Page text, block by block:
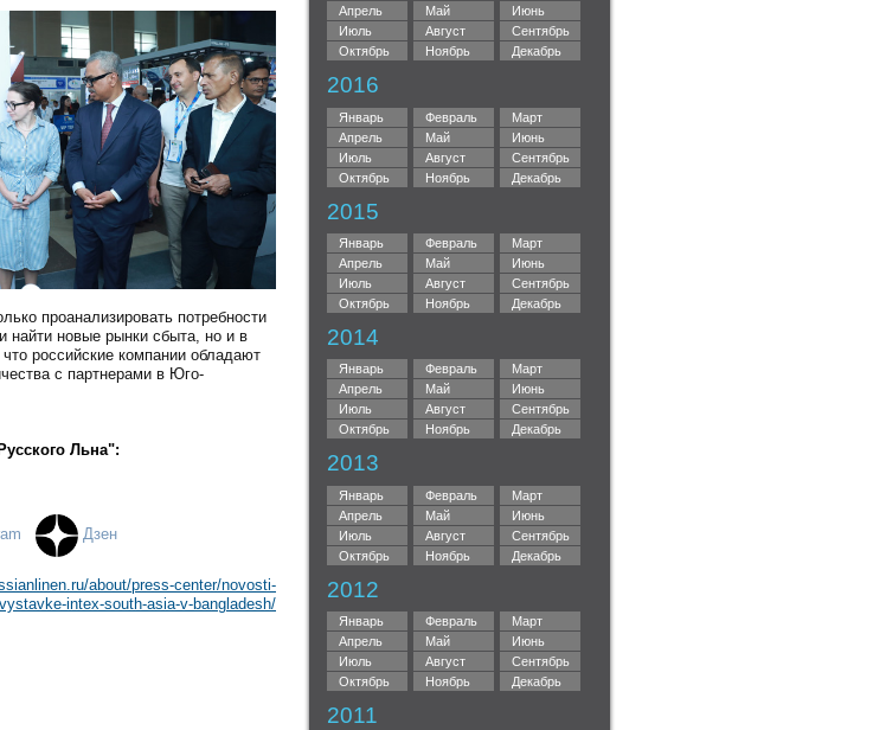
Апрель
Май
Июнь
Июль
Август
Сентябрь
Октябрь
Ноябрь Декабрь
2016
Январь Февраль
Март
Апрель
Май
Июнь
Июль
Август
Сентябрь
Октябрь
Ноябрь Декабрь
2015
Январь Февраль
Март
Апрель
Май
Июнь
Июль
Август
Сентябрь
Октябрь
Ноябрь Декабрь
2014
Январь Февраль
Март
Апрель
Май
Июнь
Июль
Август
Сентябрь
Октябрь
Ноябрь Декабрь
2013
Январь Февраль
Март
Апрель
Май
Июнь
Июль
Август
Сентябрь
Октябрь
Ноябрь Декабрь
2012
Январь Февраль
Март
Апрель
Май
Июнь
Июль
Август
Сентябрь
Октябрь
Ноябрь Декабрь
2011
проанализировать потребности
найти новые рынки сбыта, но и в
российские компании обладают
с партнерами в Юго-
Льна":
Дзен
about/press-center/novosti-
intex-south-asia-v-bangladesh/